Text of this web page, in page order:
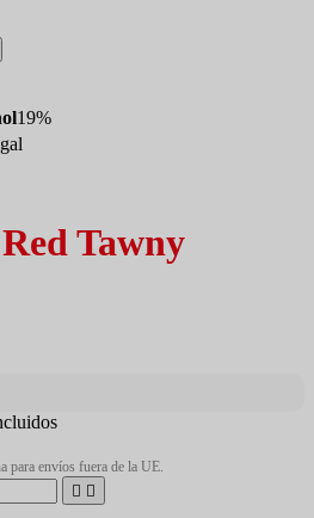
19%
Tawny
para envíos fuera de la UE.
 